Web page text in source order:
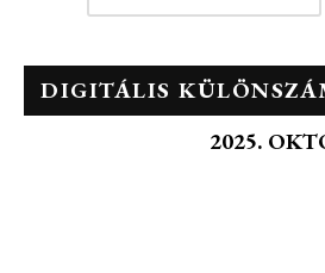
DIGITÁLIS
2025.